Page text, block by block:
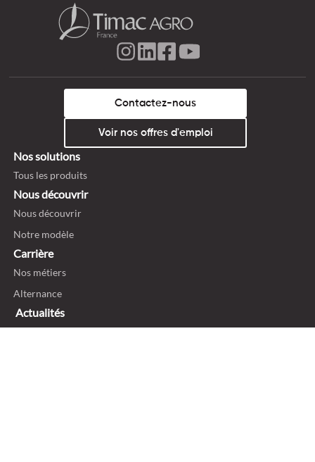
Nos solutions
Tous les produits
Nous découvrir
Nous découvrir
Notre modèle
Carrière
Nos métiers
Alternance
Actualités
Blog
Contactez-nous
Voir nos offres d'emploi